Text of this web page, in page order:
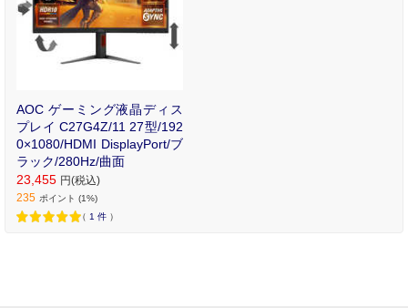
AOC ゲーミング液晶ディス
プレイ C27G4Z/11 27型/192
0×1080/HDMI DisplayPort/ブ
ラック/280Hz/曲面
23,455 円(税込)
235 ポイント (1%)
（ 1 件 ）